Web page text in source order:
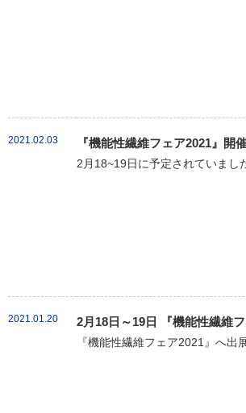
2021.02.03 『機能性繊維フェア2021』開
2月18~19日に予定されていまし
2021.01.20 2月18日～19日 『機能性繊維
『機能性繊維フェア2021』へ